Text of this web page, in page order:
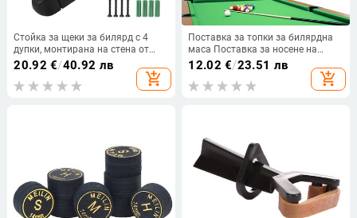
Стойка за щеки за билярд с 4
дупки, монтирана на стена от
твърда дървесина Поставка за
щеки за билярд 6 щипки Държач
за билярд Аксесоари
20.92 €/40.92 лв
add_shopping_cart
Поставка за топки за билярдна
маса Поставка за носене на
топки за билярд Поставка за
съхранение на билярдни топки за
16 топки Пълен комплект
12.02 €/23.51 лв
add_shopping_cart